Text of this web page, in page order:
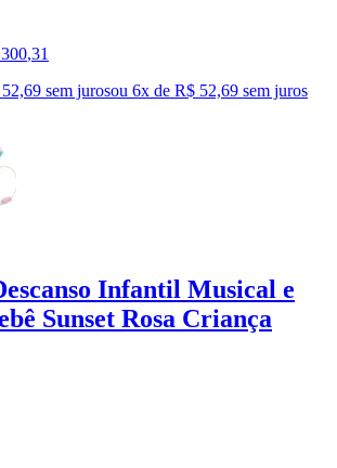
300,31
sem jurosou 6x de R$ 52,69 sem juros
Infantil Musical e
Sunset Rosa Criança